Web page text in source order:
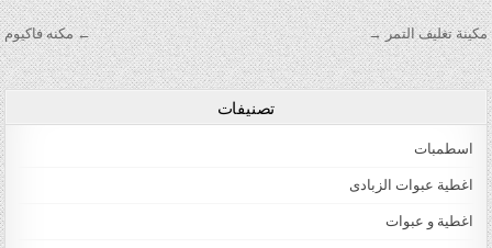
تصفّح المقالات ← مكنه فاكيوم مكينة تغليف التمر →
تصنيفات
اسطمبات
اغطية عبوات الزبادى
اغطية و عبوات